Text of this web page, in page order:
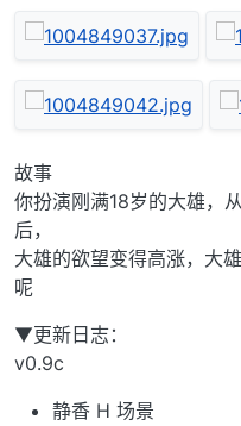
故事
你扮演刚满18岁的大雄，
后，
大雄的欲望变得高涨，大
呢
▼更新日志：
v0.9c
静香 H 场景